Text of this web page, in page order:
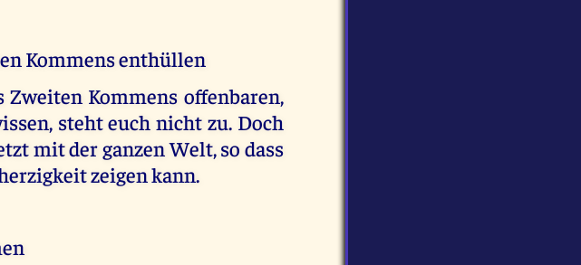
Kommens enthüllen
Kommens offenbaren,
steht euch nicht zu. Doch
mit der ganzen Welt, so dass
zeigen kann.